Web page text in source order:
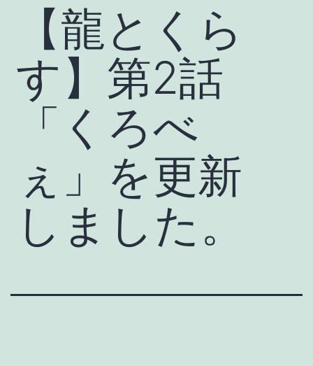
【龍とくら
す】第2話
「くろべ
ぇ」を更新
しました。